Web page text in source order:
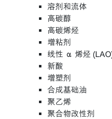
溶剂和流体
高碳醇
高碳烯烃
增粘剂
线性 α 烯烃
新酸
增塑剂
合成基础油
聚乙烯
聚合物改性剂